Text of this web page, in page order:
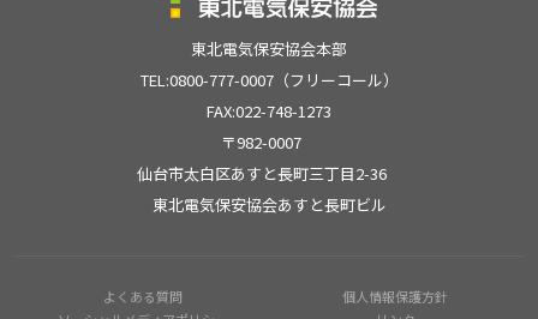
東北電気保安協会本部
TEL:0800-777-0007（フリーコール）
FAX:022-748-1273
〒982-0007
仙台市太白区あすと長町三丁目2-36
東北電気保安協会あすと長町ビル
よくある質問
個人情報保護方針